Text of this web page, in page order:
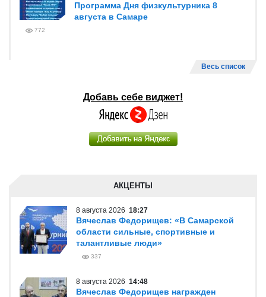
Программа Дня физкультурника 8
августа в Самаре
772
Весь список
Добавь себе виджет!
АКЦЕНТЫ
8 августа 2026 18:27
Вячеслав Федорищев: «В Самарской
области сильные, спортивные и
талантливые люди»
337
8 августа 2026 14:48
Вячеслав Федорищев награжден